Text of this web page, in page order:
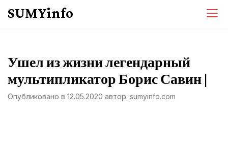
SUMYinfo
Ушел из жизни легендарный
мультипликатор Борис Савин |
Опубликовано в 12.05.2020 автор: sumyinfo.com